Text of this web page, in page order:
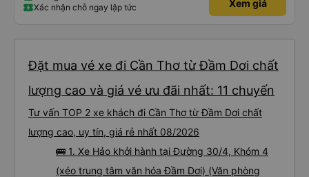
Xác nhận chỗ ngay lập tức
Xem giá
Đặt mua vé xe đi Cần Thơ từ Đầm Dơi chất
lượng cao và giá vé ưu đãi nhất: 11 chuyến
Tư vấn TOP 2 xe khách đi Cần Thơ từ Đầm Dơi chất
lượng cao, uy tín, giá rẻ nhất 08/2026
🚌 1. Xe Hảo khởi hành tại Đường 30/4, Khóm 4
(xéo trung tâm văn hóa Đầm Dơi) (Văn phòng